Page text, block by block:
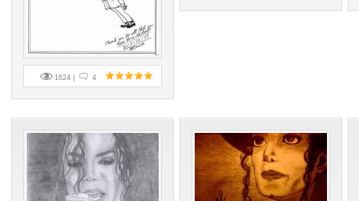
1624 | 4